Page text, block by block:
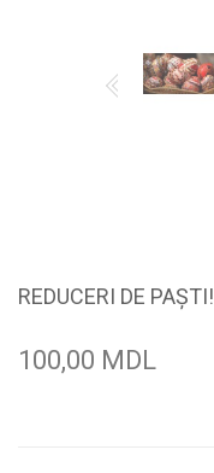
REDUCERI DE PAȘTI!
100,00 MDL